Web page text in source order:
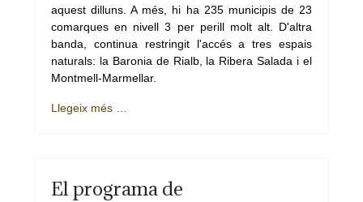
aquest dilluns. A més, hi ha 235 municipis de 23
comarques en nivell 3 per perill molt alt. D'altra
banda, continua restringit l'accés a tres espais
naturals: la Baronia de Rialb, la Ribera Salada i el
Montmell-Marmellar.
Llegeix més …
El programa de